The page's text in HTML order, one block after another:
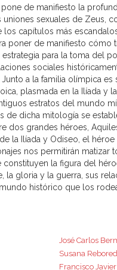
de manifiesto la
uniones sexuales de Zeus,
los capítulos más
poner de manifiesto cómo
estrategia para la toma del
sociales
a la familia olímpica es
plasmada en la Ilíada y
estratos del mundo
de dicha mitología se
dos grandes héroes,
la Ilíada y Odiseo, el héroe
nos permitirán matizar
constituyen la figura del
la gloria y la guerra, sus
histórico que los
José Carlos
Susana
Francisco